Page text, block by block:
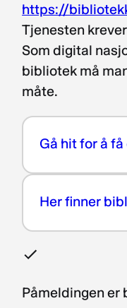
https://
Tjenesten
Som digital
bibliotek må
måte.
Gå hit for å
Her finner
Påmeldingen er